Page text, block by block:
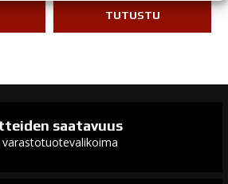
TUTUSTU
saatavuus
varastotuotevalikoima